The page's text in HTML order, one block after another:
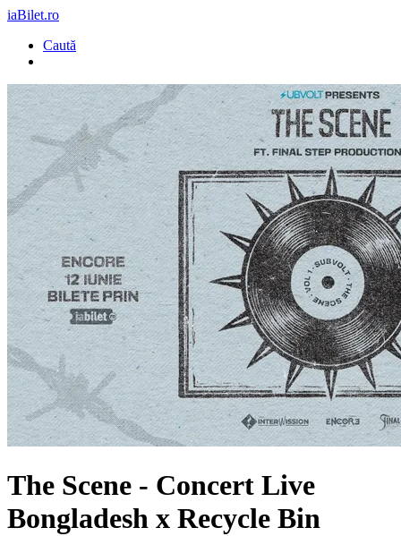
iaBilet.ro
Caută
The Scene - Concert Live
Bongladesh x Recycle Bin